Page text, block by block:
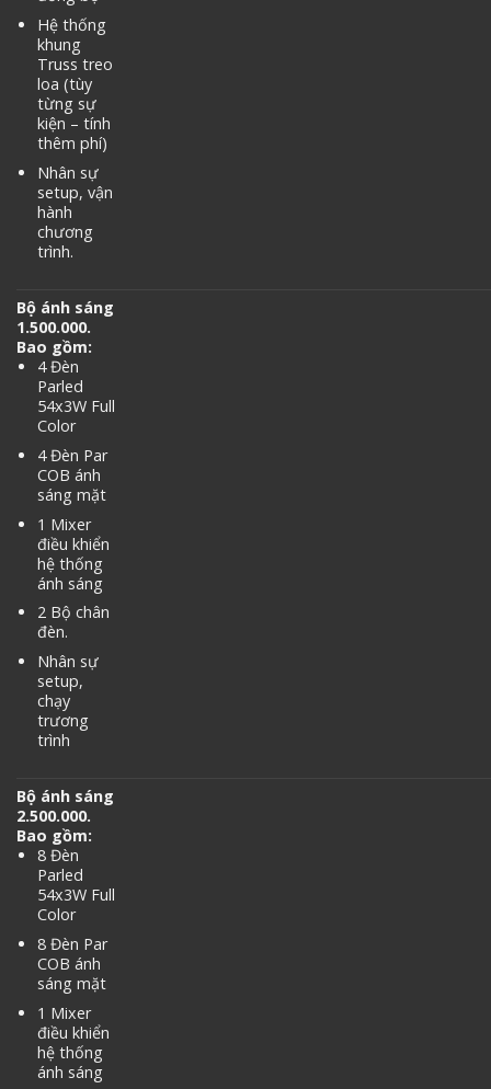
Hệ thống
khung
Truss treo
loa (tùy
từng sự
kiện – tính
thêm phí)
Nhân sự
setup, vận
hành
chương
trình.
Bộ ánh sáng
1.500.000.
Bao gồm:
4 Đèn
Parled
54x3W Full
Color
4 Đèn Par
COB ánh
sáng mặt
1 Mixer
điều khiển
hệ thống
ánh sáng
2 Bộ chân
đèn.
Nhân sự
setup,
chạy
trương
trình
Bộ ánh sáng
2.500.000.
Bao gồm:
8 Đèn
Parled
54x3W Full
Color
8 Đèn Par
COB ánh
sáng mặt
1 Mixer
điều khiển
hệ thống
ánh sáng